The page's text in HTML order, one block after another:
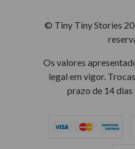
© Tiny Tiny Stories
Os valores
legal em vigor.
prazo de 14